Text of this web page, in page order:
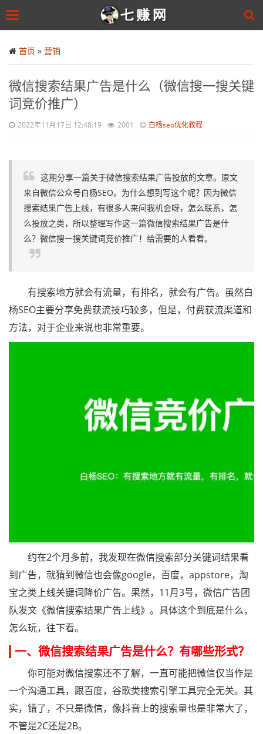
to
main
Toggle
首页 » 营销
微信搜索结果广告是什么（微信搜一搜关键
词竞价推广）
2022年11月17日 12:48:19 2001 白杨seo优化教程
这期分享一篇关于微信搜索结果广告投放的文章。原文
来自微信公众号白杨SEO。为什么想到写这个呢？因为微信
搜索结果广告上线，有很多人来问我机会呀，怎么联系，怎
么投放之类，所以整理写作这一篇微信搜索结果广告是什
么？微信搜一搜关键词竞价推广！给需要的人看看。
有搜索地方就会有流量，有排名，就会有广告。虽然白
杨SEO主要分享免费获流技巧较多，但是，付费获流渠道和
方法，对于企业来说也非常重要。
约在2个月多前，我发现在微信搜索部分关键词结果看
到广告，就猜到微信也会像google，百度，appstore，淘
宝之类上线关键词降价广告。果然，11月3号，微信广告团
队发文《微信搜索结果广告上线》。具体这个到底是什么，
怎么玩，往下看。
一、微信搜索结果广告是什么？有哪些形式？
你可能对微信搜索还不了解，一直可能把微信仅当作是
一个沟通工具，跟百度，谷歌类搜索引擎工具完全无关。其
实，错了，不只是微信，像抖音上的搜索量也是非常大了，
不管是2C还是2B。